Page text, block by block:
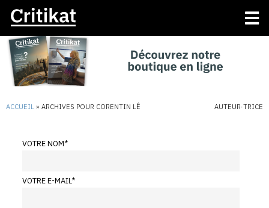
ACCUEIL » ARCHIVES POUR CORENTIN LÊ AUTEUR·TRICE
VOTRE NOM*
VOTRE E-MAIL*